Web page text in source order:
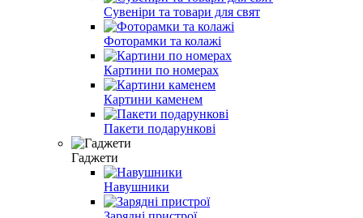
Сувеніри та товари для свят
Фоторамки та колажі
Картини по номерах
Картини каменем
Пакети подарункові
Гаджети
Навушники